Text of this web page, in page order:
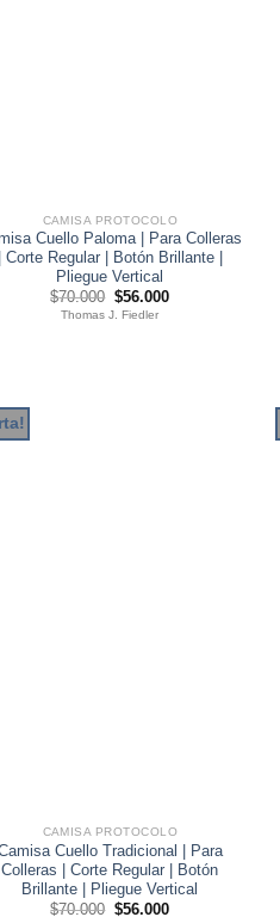
CAMISA PROTOCOLO
Cuello Paloma | Para Colleras
Corte Regular | Botón Brillante |
Pliegue Vertical
$70.000 El
precio
$56.000El
Thomas J. Fiedler
CAMISA PROTOCOLO
Cuello Tradicional | Para
Colleras | Corte Regular | Botón
Brillante | Pliegue Vertical
$70.000 El
$56.000El